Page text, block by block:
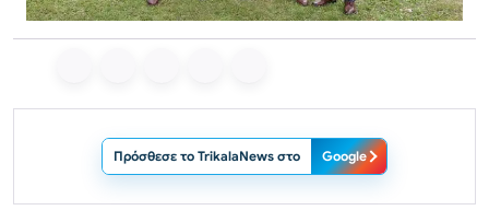
Πρόσθεσε το TrikalaNews στο Google